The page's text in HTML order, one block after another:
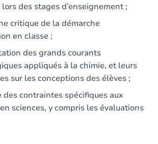
des stages d’enseignement ;
critique de la démarche
en classe ;
des grands courants
appliqués à la chimie, et leurs
sur les conceptions des élèves ;
des contraintes spécifiques aux
sciences, y compris les évaluations